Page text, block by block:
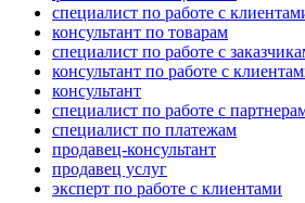
специалист по работе с
консультант по товарам
специалист по работе с
консультант по работе с
консультант
специалист по работе с
специалист по платежам
продавец-консультант
продавец услуг
эксперт по работе с клиентами